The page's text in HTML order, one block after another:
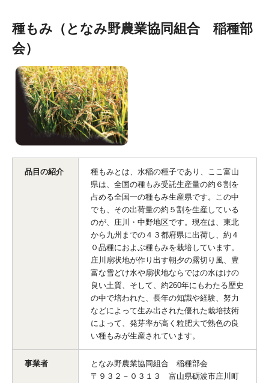
種もみ（となみ野農業協同組合 稲種部
会）
品目の紹介
種もみとは、水稲の種子であり、ここ富山
県は、全国の種もみ受託生産量の約６割を
占める全国一の種もみ生産県です。この中
でも、その出荷量の約５割を生産している
のが、庄川・中野地区です。現在は、東北
から九州までの４３都府県に出荷し、約４
０品種におよぶ種もみを栽培しています。
庄川扇状地が作り出す朝夕の露切り風、豊
富な雪どけ水や扇状地ならではの水はけの
良い土質、そして、約260年にもわたる歴史
の中で培われた、長年の知識や経験、努力
などによって生み出された優れた栽培技術
によって、発芽率が高く粒肥大で熟色の良
い種もみが生産されています。
事業者
となみ野農業協同組合 稲種部会
〒９３２－０３１３ 富山県砺波市庄川町